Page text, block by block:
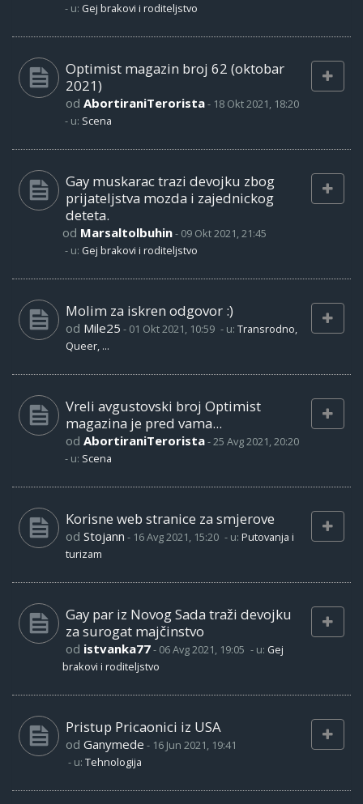
- u: Gej brakovi i roditeljstvo
Optimist magazin broj 62 (oktobar
2021)
od AbortiraniTerorista- 18 Okt 2021, 18:20
- u: Scena
Gay muskarac trazi devojku zbog
prijateljstva mozda i zajednickog
deteta.
od Marsaltolbuhin- 09 Okt 2021, 21:45
- u: Gej brakovi i roditeljstvo
Molim za iskren odgovor :)
od Mile25 - 01 Okt 2021, 10:59 - u: Transrodno,
Queer, ...
Vreli avgustovski broj Optimist
magazina je pred vama...
od AbortiraniTerorista-25 Avg 2021, 20:20
- u: Scena
Korisne web stranice za smjerove
od Stojann - 16 Avg 2021, 15:20 - u: Putovanja i
turizam
Gay par iz Novog Sada traži devojku
za surogat majčinstvo
od istvanka77- 06 Avg 2021, 19:05 - u: Gej
brakovi i roditeljstvo
Pristup Pricaonici iz USA
od Ganymede - 16 Jun 2021, 19:41
- u: Tehnologija